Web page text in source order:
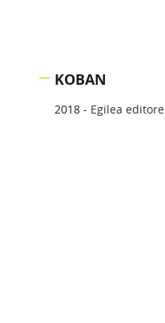
KOBAN
2018 - Egilea editore